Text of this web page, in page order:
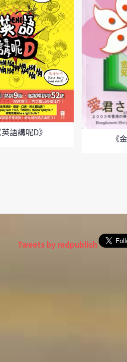
英語講呢D》
《
Tweets by redpublish